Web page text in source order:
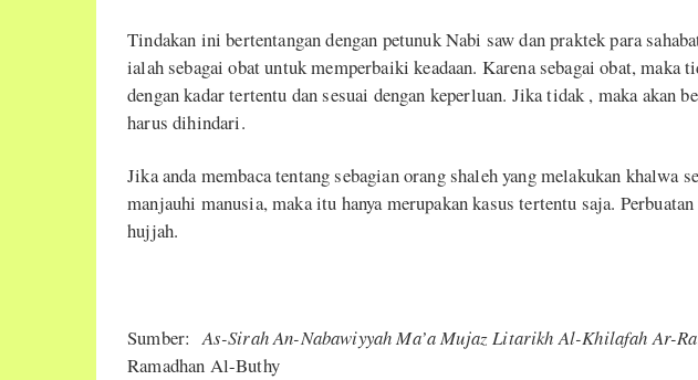
Tindakan ini bertentangan dengan petunuk Nabi saw dan praktek para
ialah sebagai obat untuk memperbaiki keadaan. Karena sebagai obat, maka
dengan kadar tertentu dan sesuai dengan keperluan. Jika tidak , maka akan
harus dihindari.
Jika anda membaca tentang sebagian orang shaleh yang melakukan khalwa
manjauhi manusia, maka itu hanya merupakan kasus tertentu saja.
hujjah.
Sumber: As-Sirah An-Nabawiyyah Ma’a Mujaz Litarikh Al-Khilafah Ar-
Ramadhan Al-Buthy